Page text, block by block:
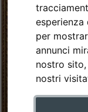
per
annunci
nostro
nostri
Indietro